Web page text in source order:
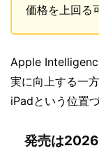
価格を上回る
Apple
実に向上する一
iPadという位置
発売は